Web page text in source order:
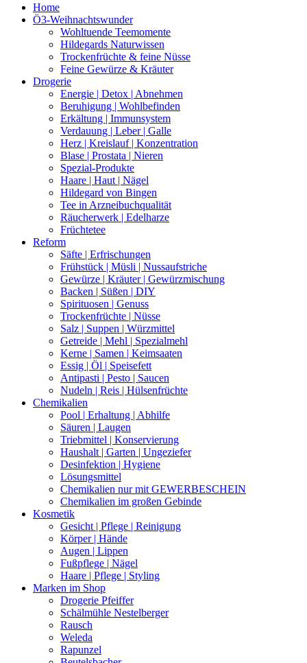
Home
Ö3-Weihnachtswunder
Wohltuende Teemomente
Hildegards Naturwissen
Trockenfrüchte & feine Nüsse
Feine Gewürze & Kräuter
Drogerie
Energie | Detox | Abnehmen
Beruhigung | Wohlbefinden
Erkältung | Immunsystem
Verdauung | Leber | Galle
Herz | Kreislauf | Konzentration
Blase | Prostata | Nieren
Spezial-Produkte
Haare | Haut | Nägel
Hildegard von Bingen
Tee in Arzneibuchqualität
Räucherwerk | Edelharze
Früchtetee
Reform
Säfte | Erfrischungen
Frühstück | Müsli | Nussaufstriche
Gewürze | Kräuter | Gewürzmischung
Backen | Süßen | DIY
Spirituosen | Genuss
Trockenfrüchte | Nüsse
Salz | Suppen | Würzmittel
Getreide | Mehl | Spezialmehl
Kerne | Samen | Keimsaaten
Essig | Öl | Speisefett
Antipasti | Pesto | Saucen
Nudeln | Reis | Hülsenfrüchte
Chemikalien
Pool | Erhaltung | Abhilfe
Säuren | Laugen
Triebmittel | Konservierung
Haushalt | Garten | Ungeziefer
Desinfektion | Hygiene
Lösungsmittel
Chemikalien nur mit GEWERBESCHEIN
Chemikalien im großen Gebinde
Kosmetik
Gesicht | Pflege | Reinigung
Körper | Hände
Augen | Lippen
Fußpflege | Nägel
Haare | Pflege | Styling
Marken im Shop
Drogerie Pfeiffer
Schälmühle Nestelberger
Rausch
Weleda
Rapunzel